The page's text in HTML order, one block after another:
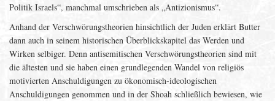
Politik Israels“, manchmal umschrieben als „Antizionismus“.
Anhand der Verschwörungstheorien hinsichtlich der Juden erklärt Butter
dann auch in seinem historischen Überblickskapitel das Werden und
Wirken selbiger. Denn antisemitischen Verschwörungstheorien sind mit
die ältesten und sie haben einen grundlegenden Wandel von religiös
motivierten Anschuldigungen zu ökonomisch-ideologischen
Anschuldigungen genommen und in der Shoah schließlich bewiesen, wie